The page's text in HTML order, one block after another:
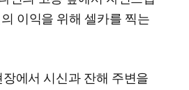
이익을 위해 셀카를 찍는
에서 시신과 잔해 주변을